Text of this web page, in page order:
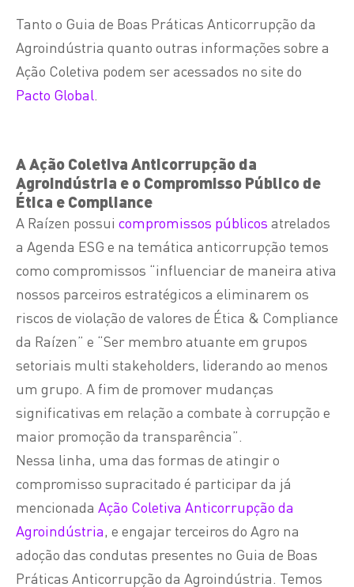
Tanto o Guia de Boas Práticas Anticorrupção da
Agroindústria quanto outras informações sobre a
Ação Coletiva podem ser acessados no site do
Pacto Global.
A Ação Coletiva Anticorrupção da
Agroindústria e o Compromisso Público de
Ética e Compliance
A Raízen possui compromissos públicos atrelados
a Agenda ESG e na temática anticorrupção temos
como compromissos “influenciar de maneira ativa
nossos parceiros estratégicos a eliminarem os
riscos de violação de valores de Ética & Compliance
da Raízen” e “Ser membro atuante em grupos
setoriais multi stakeholders, liderando ao menos
um grupo. A fim de promover mudanças
significativas em relação a combate à corrupção e
maior promoção da transparência”.
Nessa linha, uma das formas de atingir o
compromisso supracitado é participar da já
mencionada Ação Coletiva Anticorrupção da
Agroindústria, e engajar terceiros do Agro na
adoção das condutas presentes no Guia de Boas
Práticas Anticorrupção da Agroindústria. Temos